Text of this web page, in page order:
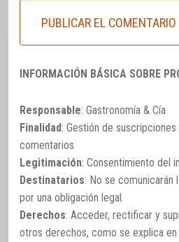
INFORMACIÓN BÁSICA SOBRE
Responsable: Gastronomía & Cía
Finalidad: Gestión de
comentarios
Legitimación: Consentimiento del
Destinatarios: No se comunicarán
por una obligación legal.
Derechos: Acceder, rectificar y
otros derechos, como se explica en